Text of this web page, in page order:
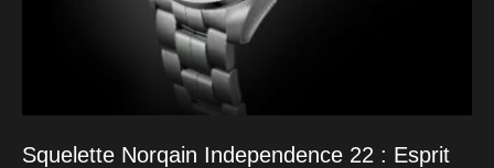
Squelette Norqain Independence 22 : Esprit